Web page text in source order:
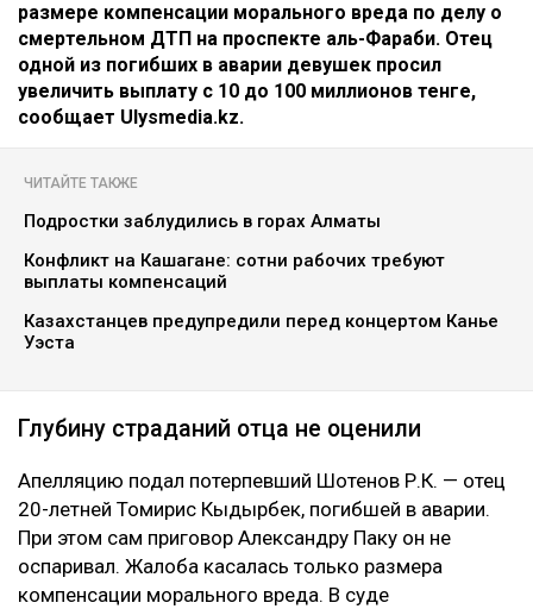
размере компенсации морального вреда по делу о
смертельном ДТП на проспекте аль-Фараби. Отец
одной из погибших в аварии девушек просил
увеличить выплату с 10 до 100 миллионов тенге,
сообщает Ulysmedia.kz.
ЧИТАЙТЕ ТАКЖЕ
Подростки заблудились в горах Алматы
Конфликт на Кашагане: сотни рабочих требуют
выплаты компенсаций
Казахстанцев предупредили перед концертом Канье
Уэста
Глубину страданий отца не оценили
Апелляцию подал потерпевший Шотенов Р.К. — отец
20-летней Томирис Кыдырбек, погибшей в аварии.
При этом сам приговор Александру Паку он не
оспаривал. Жалоба касалась только размера
компенсации морального вреда. В суде